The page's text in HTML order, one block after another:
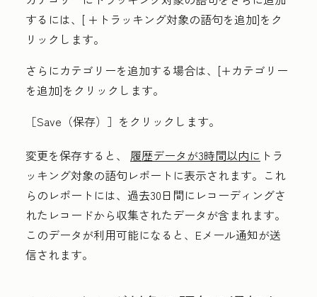
するには、[ +トラッキング対象の語句を追加]をク
リックします。
さらにカテゴリーを追加する場合は、[+カテゴリー
を追加]をクリックします。
［Save（保存）］ をクリックします。
変更を保存すると、 履歴データが3時間以内に トラ
ッキング対象の語句レポートに表示されます。これ
らのレポートには、過去30日間にレコーディングさ
れたレコードから収集されたデータが含まれます。
このデータが利用可能になると、Eメール通知が送
信されます。